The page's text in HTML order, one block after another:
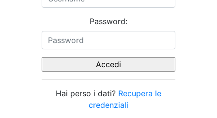
Password:
Hai perso i dati? Recupera le
credenziali